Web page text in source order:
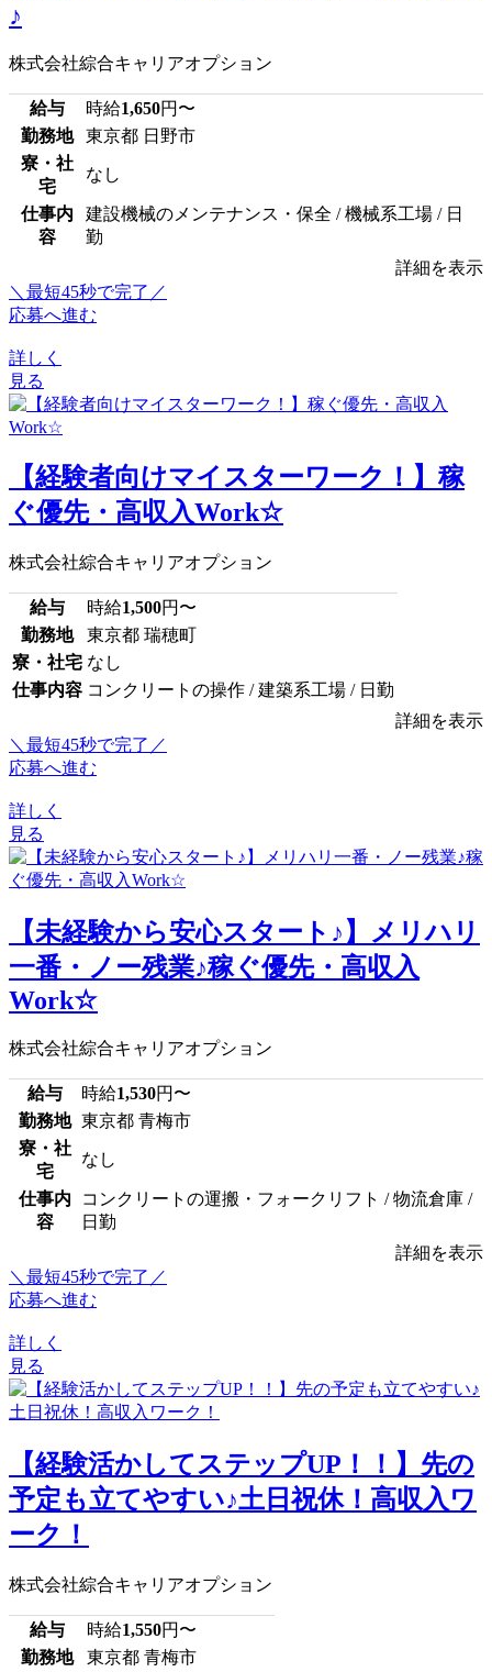
♪
株式会社綜合キャリアオプション
給与 時給1,650円〜
勤務地
東京都 日野市
寮・社
宅
なし
仕事内
容
建設機械のメンテナンス・保全 / 機械系工場 / 日
勤
詳細を表示
＼最短45秒で完了／
応募へ進む
詳しく
見る
【経験者向けマイスターワーク！】稼
ぐ優先・高収入Work☆
株式会社綜合キャリアオプション
給与 時給1,500円〜
勤務地
東京都 瑞穂町
寮・社宅 なし
仕事内容 コンクリートの操作 / 建築系工場 / 日勤
詳細を表示
＼最短45秒で完了／
応募へ進む
詳しく
見る
【未経験から安心スタート♪】メリハリ
一番・ノー残業♪稼ぐ優先・高収入
Work☆
株式会社綜合キャリアオプション
給与 時給1,530円〜
勤務地 東京都 青梅市
寮・社
宅
なし
仕事内
容
コンクリートの運搬・フォークリフト / 物流倉庫 /
日勤
詳細を表示
＼最短45秒で完了／
応募へ進む
詳しく
見る
【経験活かしてステップUP！！】先の
予定も立てやすい♪土日祝休！高収入ワ
ーク！
株式会社綜合キャリアオプション
給与 時給1,550円〜
勤務地
東京都 青梅市